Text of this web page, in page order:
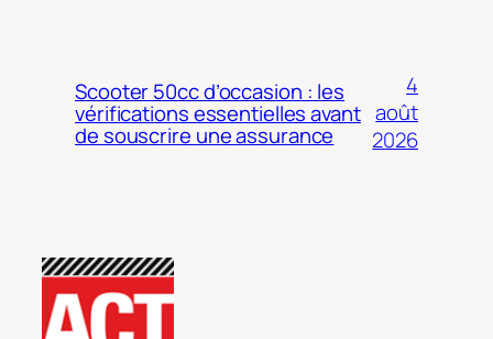
Scooter 50cc d’occasion : les
vérifications essentielles avant
de souscrire une assurance
4
août
2026